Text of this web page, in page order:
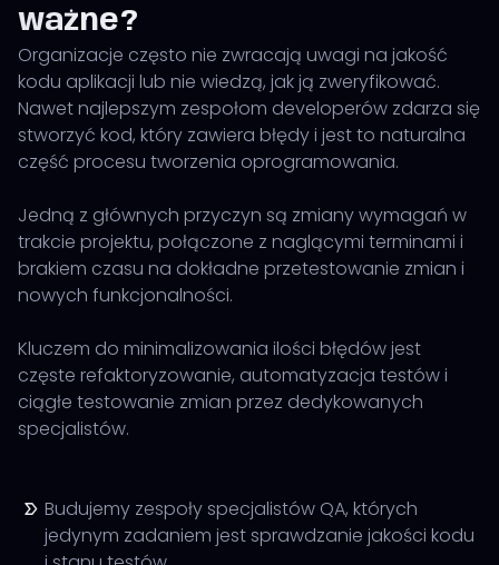
ważne?
Organizacje często nie zwracają uwagi na jakość
kodu aplikacji lub nie wiedzą, jak ją zweryfikować.
Nawet najlepszym zespołom developerów zdarza się
stworzyć kod, który zawiera błędy i jest to naturalna
część procesu tworzenia oprogramowania.
Jedną z głównych przyczyn są zmiany wymagań w
trakcie projektu, połączone z naglącymi terminami i
brakiem czasu na dokładne przetestowanie zmian i
nowych funkcjonalności.
Kluczem do minimalizowania ilości błędów jest
częste refaktoryzowanie, automatyzacja testów i
ciągłe testowanie zmian przez dedykowanych
specjalistów.
Budujemy zespoły specjalistów QA, których
jedynym zadaniem jest sprawdzanie jakości kodu